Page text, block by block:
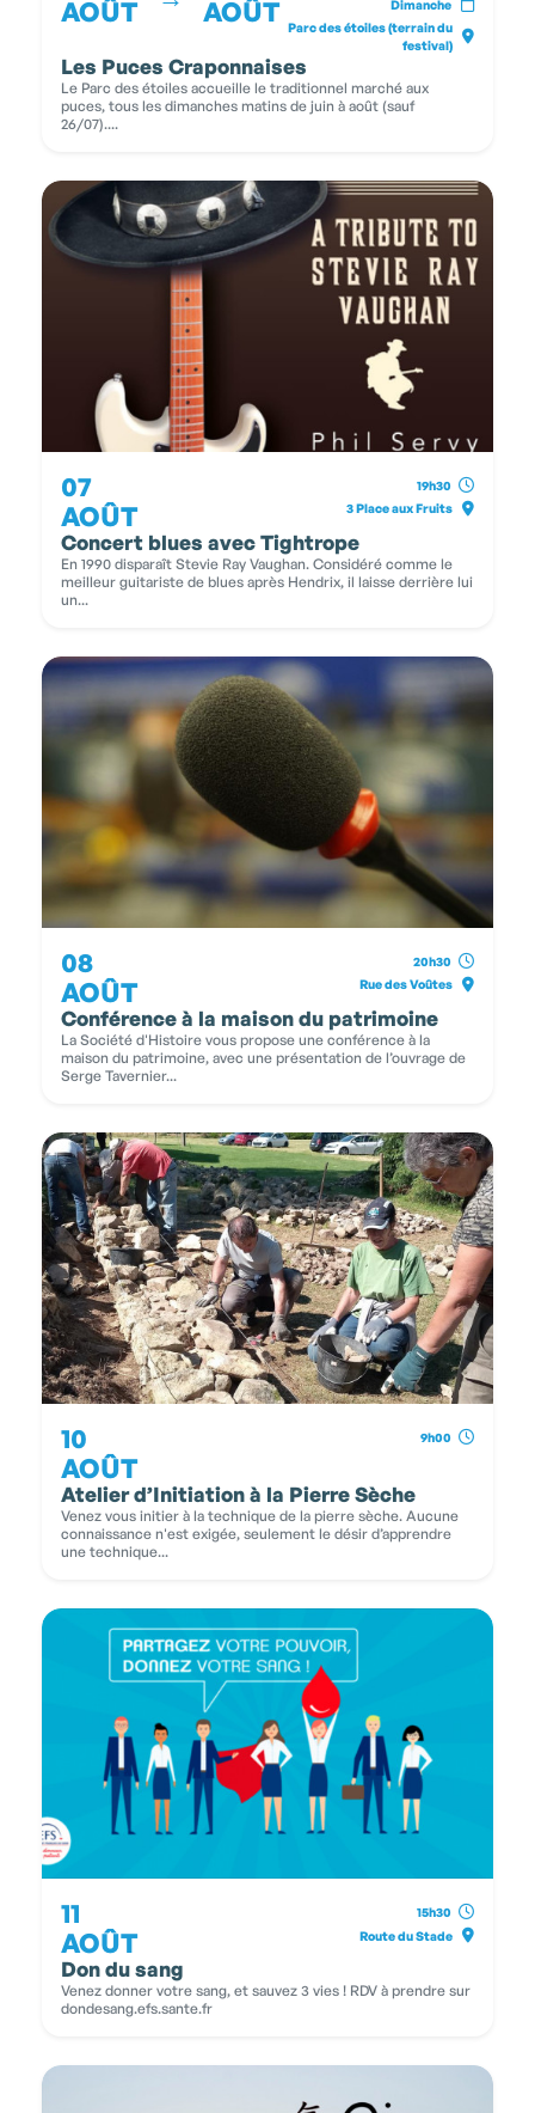
AOÛT
AOÛT
Dimanche
Parc des étoiles (terrain du
festival)
Les Puces Craponnaises
Le Parc des étoiles accueille le traditionnel marché aux
puces, tous les dimanches matins de juin à août (sauf
26/07)....
07
AOÛT
19h30
3 Place aux Fruits
Concert blues avec Tightrope
En 1990 disparaît Stevie Ray Vaughan. Considéré comme le
meilleur guitariste de blues après Hendrix, il laisse derrière lui
un...
08
AOÛT
20h30
Rue des Voûtes
Conférence à la maison du patrimoine
La Société d'Histoire vous propose une conférence à la
maison du patrimoine, avec une présentation de l’ouvrage de
Serge Tavernier...
10
AOÛT
9h00
Atelier d’Initiation à la Pierre Sèche
Venez vous initier à la technique de la pierre sèche. Aucune
connaissance n'est exigée, seulement le désir d’apprendre
une technique...
11
AOÛT
15h30
Route du Stade
Don du sang
Venez donner votre sang, et sauvez 3 vies ! RDV à prendre sur
dondesang.efs.sante.fr